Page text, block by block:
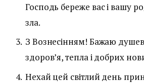
Господь береже вас і вашу
зла.
З Вознесінням! Бажаю
здоров’я, тепла і добрих
Нехай цей світлий день